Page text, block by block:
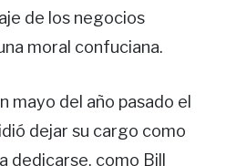
de los negocios
moral confuciana.
mayo del año pasado el
dejar su cargo como
como Bill